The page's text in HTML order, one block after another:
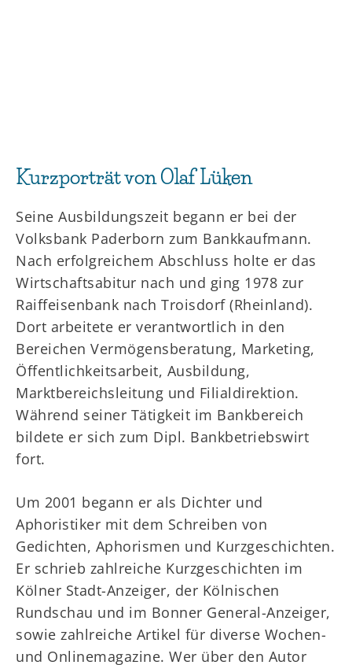
Kurzporträt von Olaf Lüken
Seine Ausbildungszeit begann er bei der
Volksbank Paderborn zum Bankkaufmann.
Nach erfolgreichem Abschluss holte er das
Wirtschaftsabitur nach und ging 1978 zur
Raiffeisenbank nach Troisdorf (Rheinland).
Dort arbeitete er verantwortlich in den
Bereichen Vermögensberatung, Marketing,
Öffentlichkeitsarbeit, Ausbildung,
Marktbereichsleitung und Filialdirektion.
Während seiner Tätigkeit im Bankbereich
bildete er sich zum Dipl. Bankbetriebswirt
fort.
Um 2001 begann er als Dichter und
Aphoristiker mit dem Schreiben von
Gedichten, Aphorismen und Kurzgeschichten.
Er schrieb zahlreiche Kurzgeschichten im
Kölner Stadt-Anzeiger, der Kölnischen
Rundschau und im Bonner General-Anzeiger,
sowie zahlreiche Artikel für diverse Wochen-
und Onlinemagazine. Wer über den Autor